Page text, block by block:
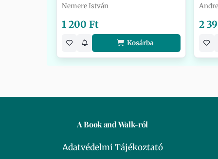
Nemere István
1 200 Ft
Kosárba
2
A Book and Walk-ról
Adatvédelmi Tájékoztató